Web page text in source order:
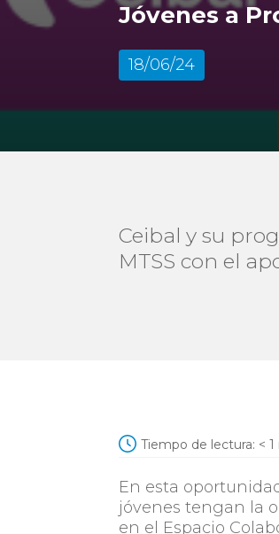
Jóvenes a
18/06/24
Ceibal y su
MTSS con el
Tiempo de lectura: < 1
En esta
jóvenes tengan la
en el Espacio